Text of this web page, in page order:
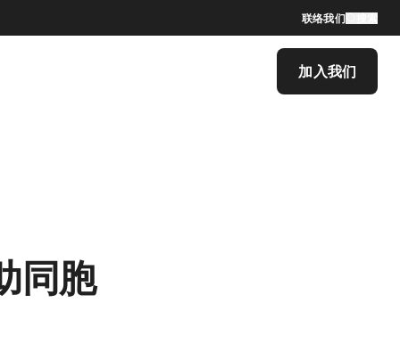
联络我们
加入我们
同胞